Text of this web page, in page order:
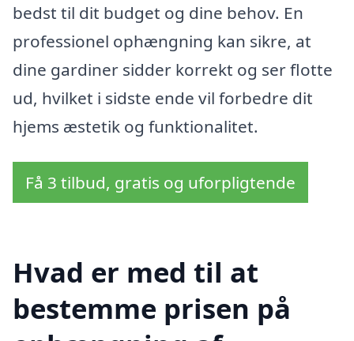
bedst til dit budget og dine behov. En
professionel ophængning kan sikre, at
dine gardiner sidder korrekt og ser flotte
ud, hvilket i sidste ende vil forbedre dit
hjems æstetik og funktionalitet.
Få 3 tilbud, gratis og uforpligtende
Hvad er med til at
bestemme prisen på